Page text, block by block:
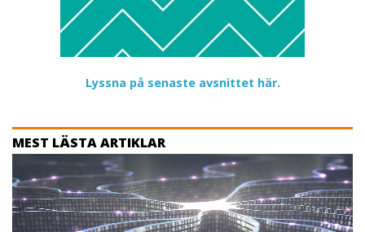
Lyssna på senaste avsnittet här.
MEST LÄSTA ARTIKLAR